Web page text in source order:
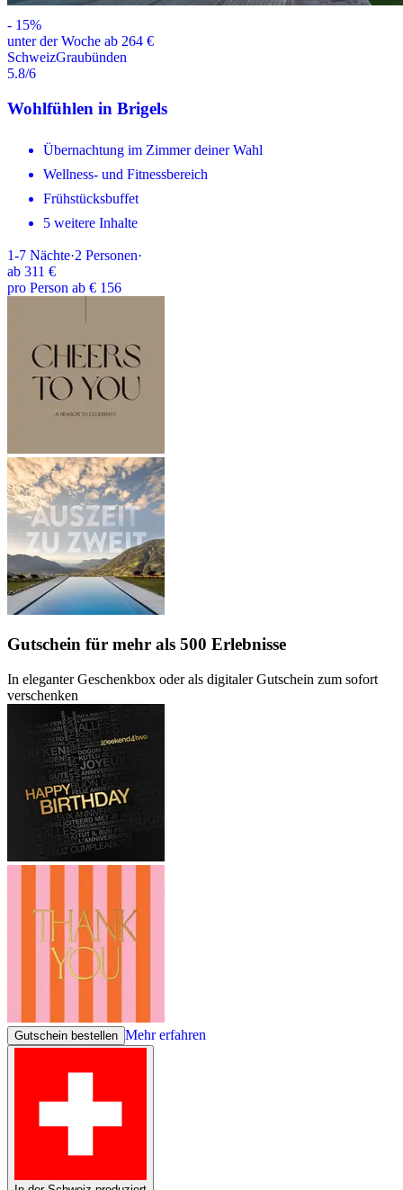
- 15%
unter der Woche ab 264 €
SchweizGraubünden
5.8/6
Wohlfühlen in Brigels
Übernachtung im Zimmer deiner Wahl
Wellness- und Fitnessbereich
Frühstücksbuffet
5 weitere Inhalte
1-7 Nächte·2 Personen·
ab 311 €
pro Person ab € 156
Gutschein für mehr als 500 Erlebnisse
In eleganter Geschenkbox oder als digitaler Gutschein zum sofort
verschenken
Gutschein bestellen Mehr erfahren